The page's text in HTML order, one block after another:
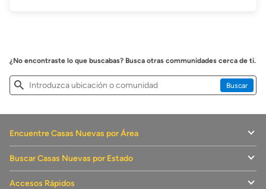
¿No encontraste lo que buscabas? Busca otras communidades cerca de ti.
Buscar
casas
Buscar
Encuentre Casas Nuevas por Área
Buscar Casas Nuevas por Estado
Accesos Rápidos